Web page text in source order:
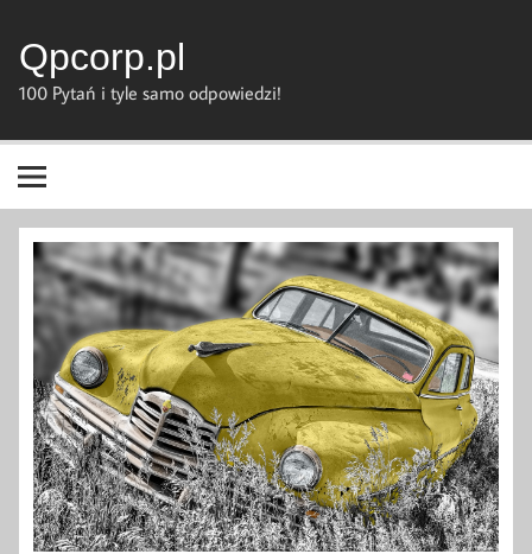
content
Qpcorp.pl
100 Pytań i tyle samo odpowiedzi!